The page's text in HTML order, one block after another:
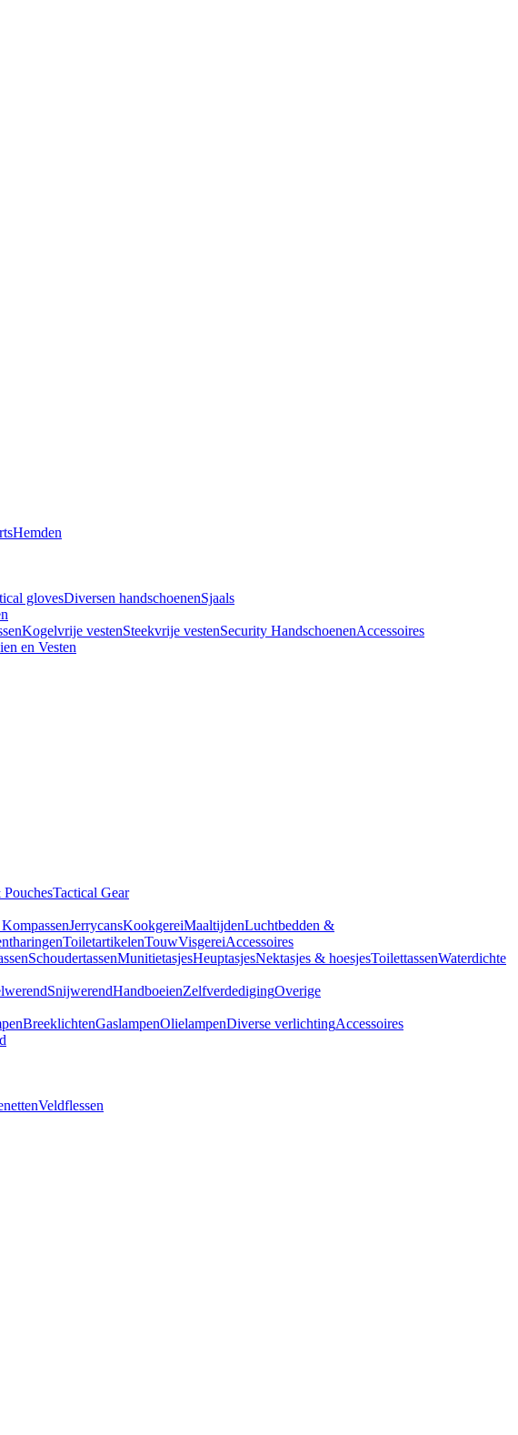
Hemden
glovesDiversen handschoenenSjaals
Kogelvrije vestenSteekvrije vestenSecurity HandschoenenAccessoires
en Vesten
PouchesTactical Gear
KompassenJerrycansKookgereiMaaltijdenLuchtbedden &
ToiletartikelenTouwVisgereiAccessoires
SchoudertassenMunitietasjesHeuptasjesNektasjes & hoesjesToilettassenWaterdichte
SnijwerendHandboeienZelfverdedigingOverige
BreeklichtenGaslampenOlielampenDiverse verlichtingAccessoires
Veldflessen